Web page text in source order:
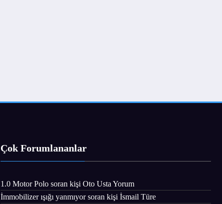
Çok Forumlananlar
1.0 Motor Polo soran kişiOto Usta Yorum
İmmobilizer ışığı yanmıyorsoran kişi İsmail Türe